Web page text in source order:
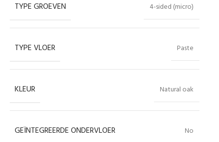
TYPE GROEVEN 4-sided (micro)
TYPE VLOER Paste
KLEUR Natural oak
GEÏNTEGREERDE ONDERVLOER No